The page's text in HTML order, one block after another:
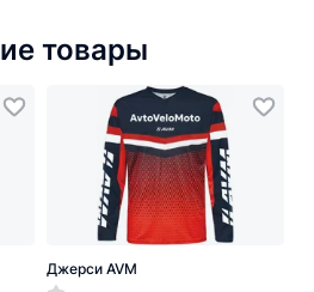
товары
Джерси AVM